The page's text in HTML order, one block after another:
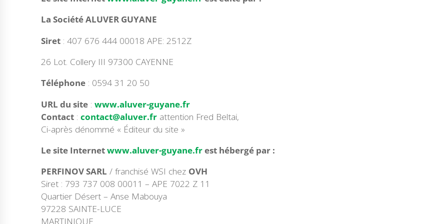
La Société ALUVER GUYANE
Siret : 407 676 444 00018 APE: 2512Z
26 Lot. Collery III 97300 CAYENNE
Téléphone : 0594 31 20 50
URL du site : www.aluver-guyane.fr
Contact : contact@aluver.fr attention Fred Beltai,
Ci-après dénommé « Éditeur du site »
Le site Internetwww.aluver-guyane.frest hébergé par :
PERFINOV SARL / franchisé WSI chez OVH
Siret : 793 737 008 00011 – APE 7022 Z 11
Quartier Désert – Anse Mabouya
97228 SAINTE-LUCE
MARTINIQUE